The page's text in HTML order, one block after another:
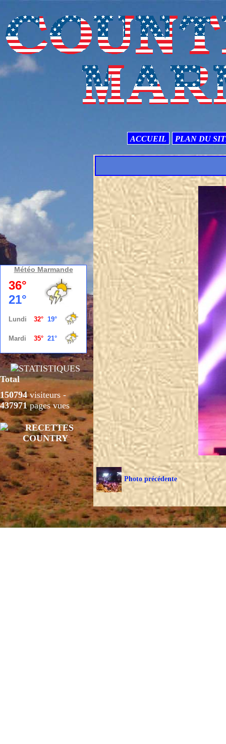
ACCUEIL PLAN DU
Météo Marmande
Total
150794visiteurs -
437971pages vues
Photo précédente